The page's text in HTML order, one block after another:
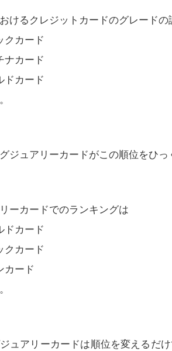
けるクレジットカードのグレードの
クカード
ナカード
ドカード
ジュアリーカードがこの順位をひっ
ーカードでのランキングは
ドカード
クカード
カード
ュアリーカードは順位を変えるだ